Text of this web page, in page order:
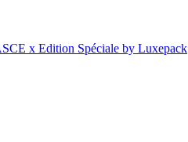
x Edition Spéciale by Luxepack